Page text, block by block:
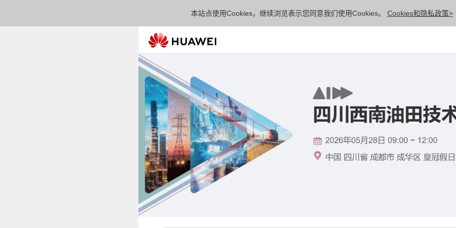
本站点使用Cookies，继续浏览表示您同意我们使用Cookies。 Cookies和隐私政策>